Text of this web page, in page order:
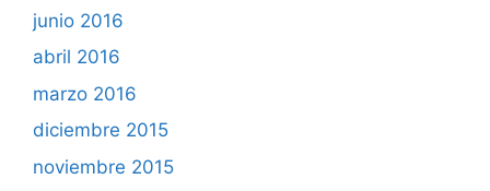
junio 2016
abril 2016
marzo 2016
diciembre 2015
noviembre 2015